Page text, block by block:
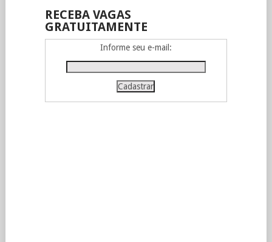
RECEBA VAGAS
GRATUITAMENTE
Informe seu e-mail: